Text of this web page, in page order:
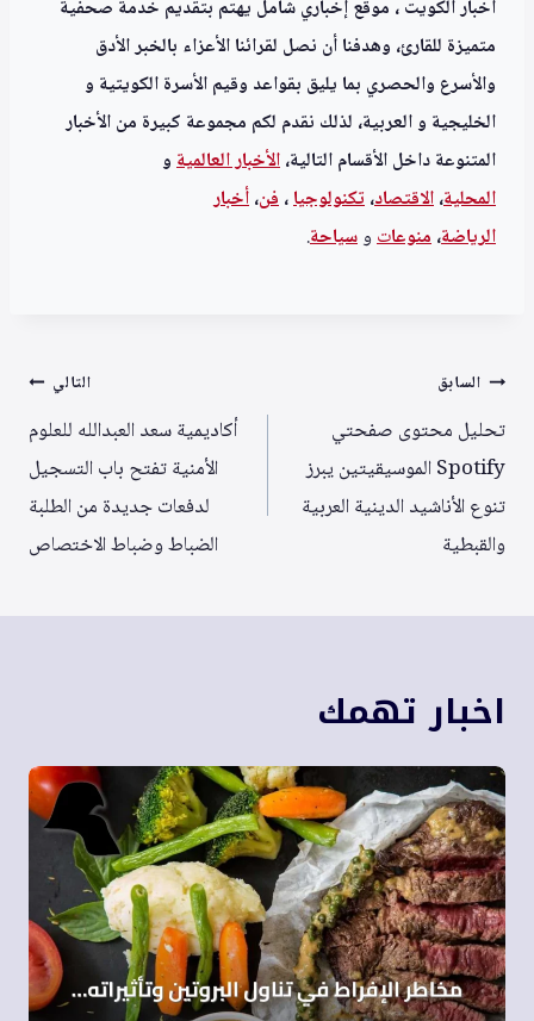
اخبار الكويت ، موقع إخباري شامل يهتم بتقديم خدمة صحفية
متميزة للقارئ، وهدفنا أن نصل لقرائنا الأعزاء بالخبر الأدق
والأسرع والحصري بما يليق بقواعد وقيم الأسرة الكويتية و
الخليجية و العربية، لذلك نقدم لكم مجموعة كبيرة من الأخبار
المتنوعة داخل الأقسام التالية،الأخبار العالميةو
المحلية،الاقتصاد،تكنولوجيا،فن،أخبار
الرياضة،منوعاتوسياحة.
تصفّح
المقالات
السابق
تحليل محتوى صفحتي
Spotify الموسيقيتين يبرز
تنوع الأناشيد الدينية العربية
والقبطية
التالي
أكاديمية سعد العبدالله للعلوم
الأمنية تفتح باب التسجيل
لدفعات جديدة من الطلبة
الضباط وضباط الاختصاص
اخبار تهمك